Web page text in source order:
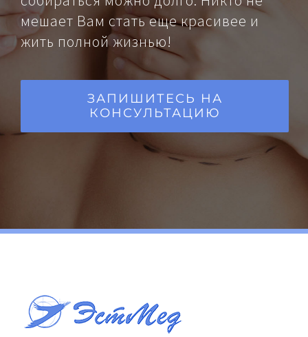
мешает Вам стать еще красивее и
жить полной жизнью!
ЗАПИШИТЕСЬ НА
КОНСУЛЬТАЦИЮ